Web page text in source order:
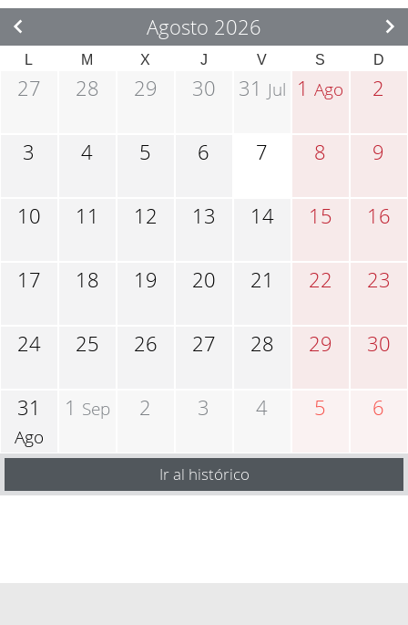
Agosto 2026
L M X J V S D
27 28 29 30 31 Jul 1Ago 2
3 4 5 6 7 8 9
10 11 12 13 14 15 16
17 18 19 20 21 22 23
24 25 26 27 28 29 30
31
Ago
1 Sep 2 3 4 5 6
Ir al histórico